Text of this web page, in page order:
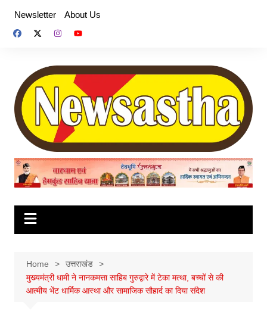
content
Newsletter About Us
Home
उत्तराखंड
मुख्यमंत्री धामी ने नानकमत्ता साहिब गुरुद्वारे में टेका मत्था, बच्चों से की
आत्मीय भेंट धार्मिक आस्था और सामाजिक सौहार्द का दिया संदेश